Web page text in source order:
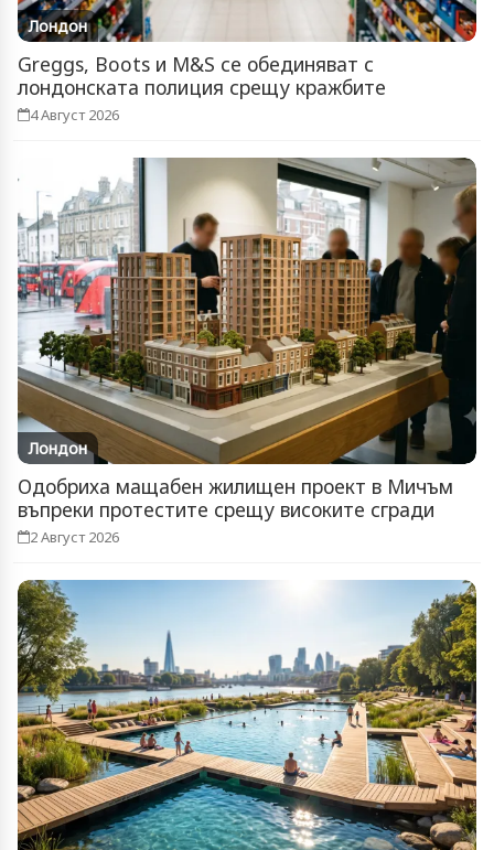
Лондон
Greggs, Boots и M&S се обединяват с
лондонската полиция срещу кражбите
4 Август 2026
Лондон
Одобриха мащабен жилищен проект в Мичъм
въпреки протестите срещу високите сгради
2 Август 2026